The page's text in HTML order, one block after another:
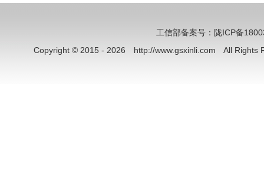
工信部备案号：陇ICP备
Copyright © 2015 - 2026 http://www.gsxinli.com All Rights